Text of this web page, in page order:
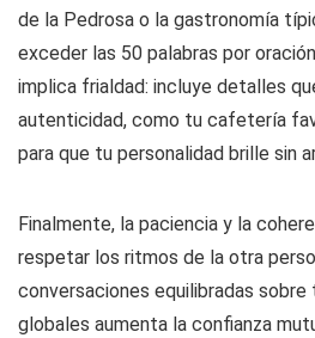
de la Pedrosa o la gastronomía
exceder las 50 palabras por
implica frialdad: incluye detalles
autenticidad, como tu cafetería
para que tu personalidad brille sin
Finalmente, la paciencia y la
respetar los ritmos de la otra
conversaciones equilibradas
globales aumenta la confianza